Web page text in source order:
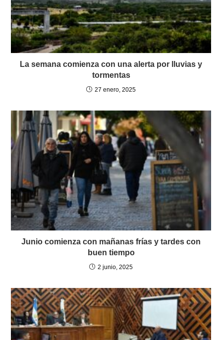
La semana comienza con una alerta por lluvias y
tormentas
27 enero, 2025
Junio comienza con mañanas frías y tardes con
buen tiempo
2 junio, 2025